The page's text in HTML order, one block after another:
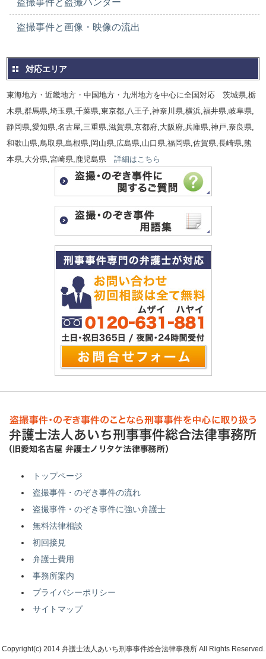
盗撮事件と盗撮ハンター
盗撮事件と画像・映像の流出
対応エリア
東海地方・近畿地方・中国地方・九州地方を中心に全国対応 茨城県,栃
木県,群馬県,埼玉県,千葉県,東京都,八王子,神奈川県,横浜,福井県,岐阜県,
静岡県,愛知県,名古屋,三重県,滋賀県,京都府,大阪府,兵庫県,神戸,奈良県,
和歌山県,鳥取県,島根県,岡山県,広島県,山口県,福岡県,佐賀県,長崎県,熊
本県,大分県,宮崎県,鹿児島県詳細はこちら
トップページ
盗撮事件・のぞき事件の流れ
盗撮事件・のぞき事件に強い弁護士
無料法律相談
初回接見
弁護士費用
事務所案内
プライバシーポリシー
サイトマップ
Copyright(c) 2014 弁護士法人あいち刑事事件総合法律事務所 All Rights Reserved.